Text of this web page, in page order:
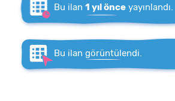
Bu ilan 1 yıl önce yayınlandı.
Bu ilan görüntülendi.